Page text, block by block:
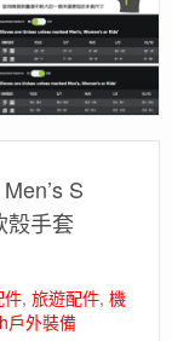
S
殼手套
件, 旅遊配件, 機
戶外裝備